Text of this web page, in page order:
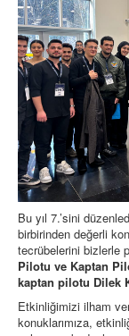
Bu yıl 7.’sini
birbirinden değerli
tecrübelerini bizlerle
Pilotu ve Kaptan
kaptan pilotu Dilek
Etkinliğimizi ilham
konuklarımıza,